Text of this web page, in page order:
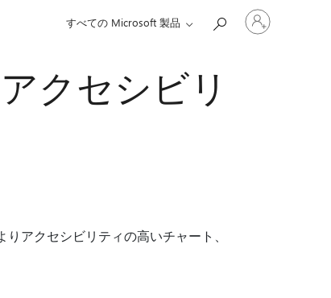
すべての Microsoft 製品
カ
クセシビリ
アクセシビリティの高いチャート、